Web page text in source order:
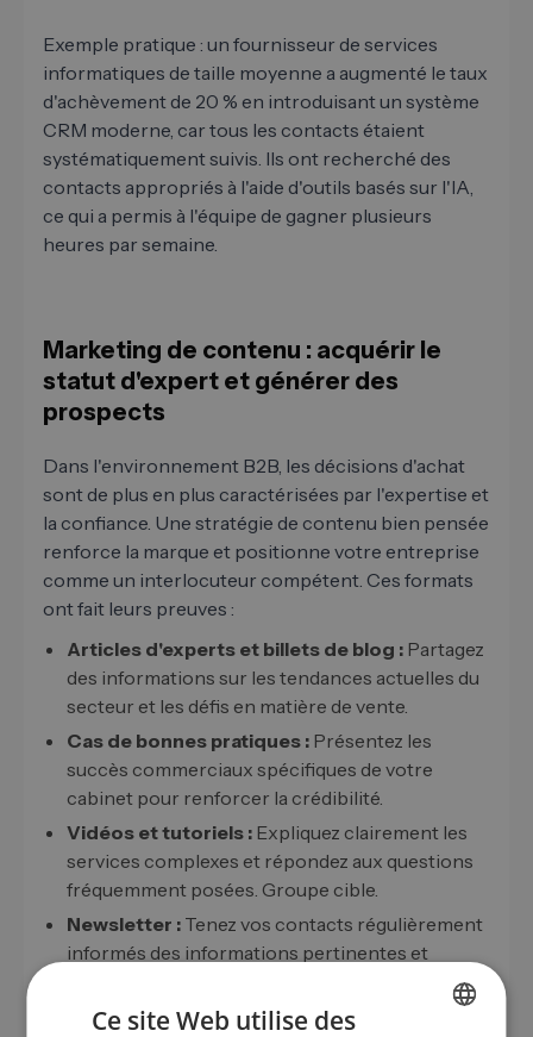
Exemple pratique : un fournisseur de services
informatiques de taille moyenne a augmenté le taux
d'achèvement de 20 % en introduisant un système
CRM moderne, car tous les contacts étaient
systématiquement suivis. Ils ont recherché des
contacts appropriés à l'aide d'outils basés sur l'IA,
ce qui a permis à l'équipe de gagner plusieurs
heures par semaine.
Marketing de contenu : acquérir le
statut d'expert et générer des
prospects
Dans l'environnement B2B, les décisions d'achat
sont de plus en plus caractérisées par l'expertise et
la confiance. Une stratégie de contenu bien pensée
renforce la marque et positionne votre entreprise
comme un interlocuteur compétent. Ces formats
ont fait leurs preuves :
Articles d'experts et billets de blog : Partagez
des informations sur les tendances actuelles du
secteur et les défis en matière de vente.
Cas de bonnes pratiques : Présentez les
succès commerciaux spécifiques de votre
cabinet pour renforcer la crédibilité.
Vidéos et tutoriels : Expliquez clairement les
services complexes et répondez aux questions
fréquemment posées. Groupe cible.
Newsletter : Tenez vos contacts régulièrement
informés des informations pertinentes et
Ce site Web utilise des